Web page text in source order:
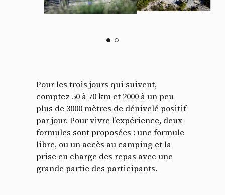
Pour les trois jours qui suivent,
comptez 50 à 70 km et 2000 à un peu
plus de 3000 mètres de dénivelé positif
par jour. Pour vivre l’expérience, deux
formules sont proposées : une formule
libre, ou un accès au camping et la
prise en charge des repas avec une
grande partie des participants.